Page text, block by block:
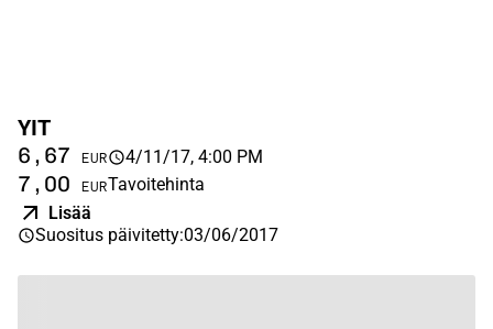
YIT
6,67 EUR 4/11/17, 4:00 PM
7,00 EURTavoitehinta
Lisää
Suositus päivitetty:03/06/2017